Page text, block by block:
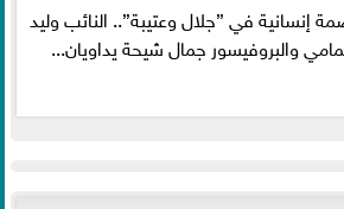
إنسانية في ”جلال وعتيبة”.. النائب وليد
والبروفيسور جمال شيحة يداويان...